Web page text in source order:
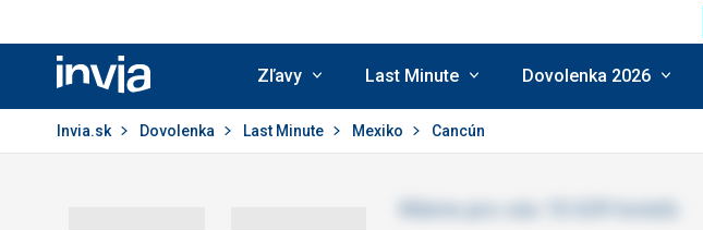
Invia.sk
Zľavy Last Minute Dovolenka 2026
Invia.sk Dovolenka Last Minute Mexiko Cancún